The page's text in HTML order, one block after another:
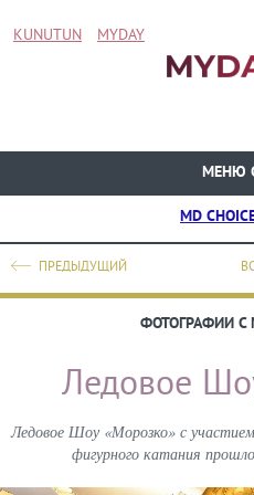
KUNUTUN MYDAY
МЕНЮ
MD
ПРЕДЫДУЩИЙ
ФОТОГРАФИИ С
Ледовое
Ледовое Шоу «Морозко» с
фигурного катания